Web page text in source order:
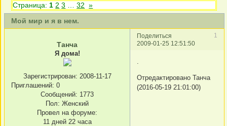
Мой мир и я в нем.
Страница: 1 2 3 32 »
Поделиться
1
2009-01-25 12:51:50
Танча
Я дома!
Зарегистрирован: 2008-11-17
Приглашений: 0
Сообщений: 1773
Пол: Женский
Провел на форуме:
11 дней 22 часа
Отредактировано Танча
(2016-05-19 21:01:00)